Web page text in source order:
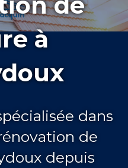
à
dans
de
depuis